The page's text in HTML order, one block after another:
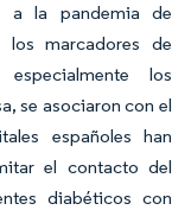
a la pandemia de
los marcadores de
los
se asociaron con el
españoles han
el contacto del
diabéticos con